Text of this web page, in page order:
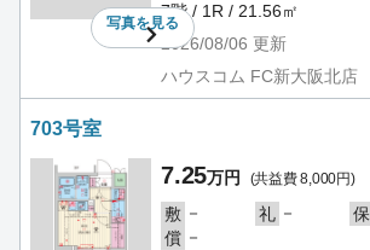
写真を見る
7階 / 1R / 21.56㎡
2026/08/06 更新
ハウスコム FC新大阪北店
703号室
7.25万円 (共益費 8,000円)
敷 － 礼 － 保
償 －